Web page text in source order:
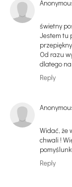
świetny
Jestem tu
Od razu
dlatego
Reply
Widać, że
chwali !
Reply